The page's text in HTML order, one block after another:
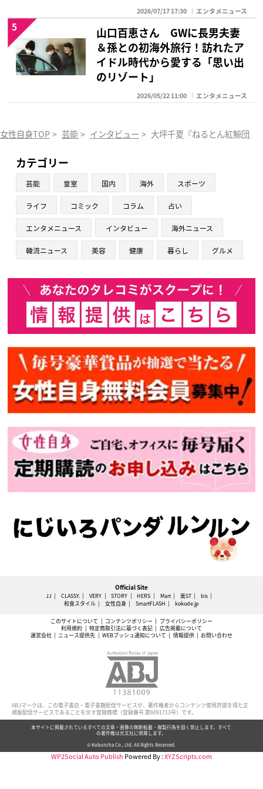
2026/07/17 17:30 エンタメニュース
山口百恵さん GWに長男夫妻
＆孫との初海外旅行！訪れたア
イドル時代から愛する「思い出
のリゾート」
2026/05/22 11:00 エンタメニュース
5
女性自身TOP > 芸能 > インタビュー > 大坪千夏『ねるとん紅鯨団』
カテゴリー
芸能 皇室 国内 海外 スポーツ
ライフ コミック コラム 占い
エンタメニュース インタビュー 海外ニュース
韓流ニュース 美容 健康 暮らし グルメ
Official Site
JJ CLASSY. VERY STORY HERS Mart 美ST
bis
和食スタイル
女性自身 SmartFLASH kokode.jp
このサイトについて コンテンツポリシー
プライバシーポリシー
利用規約
特定商取引法に基づく表記
広告掲載について
運営会社
ニュース提供先 WEBプッシュ通知について 情報提供 お問い合わせ
ABJマークは、この電子書店・電子書籍配信サービスが、著作権者からコンテンツ使用許諾を得た正
規版配信サービスであることを示す登録商標（登録番号 第6091713号）です。
本サイトに掲載されているすべての文章・画像の無断転載・複製行為を固く禁止します。すべて
の著作権は光文社に帰属します。
© Kobunsha Co., Ltd. All Rights Reserved.
WP2Social Auto Publish Powered By :XYZScripts.com